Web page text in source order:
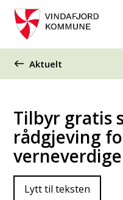
Du er her:
Aktuelt
Tilbyr gratis
rådgjeving
Lytt til teksten